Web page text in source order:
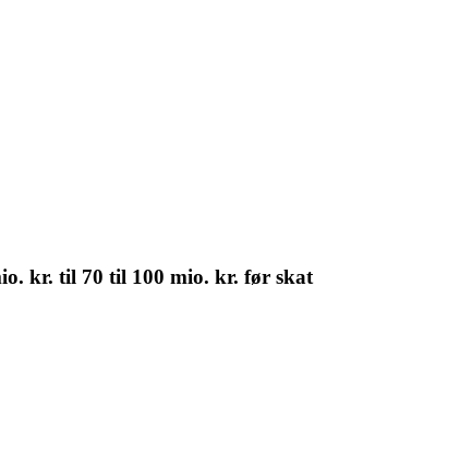
kr. til 70 til 100 mio. kr. før skat